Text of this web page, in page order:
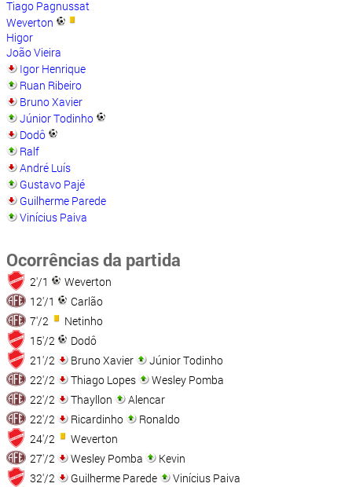
Tiago Pagnussat
Weverton
Higor
João Vieira
Igor Henrique
Ruan Ribeiro
Bruno Xavier
Júnior Todinho
Dodô
Ralf
André Luís
Gustavo Pajé
Guilherme Parede
Vinícius Paiva
Ocorrências da partida
2'/1
Weverton
12'/1
Carlão
7'/2
Netinho
15'/2
Dodô
21'/2
Bruno Xavier
Júnior Todinho
22'/2
Thiago Lopes
Wesley Pomba
22'/2
Thayllon
Alencar
22'/2
Ricardinho
Ronaldo
24'/2
Weverton
27'/2
Wesley Pomba
Kevin
32'/2
Guilherme Parede
Vinícius Paiva